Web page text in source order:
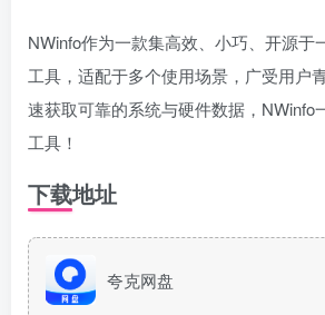
NWinfo作为一款集高效、小巧、开源于
工具，适配于多个使用场景，广受用户
速获取可靠的系统与硬件数据，NWinfo
工具！
下载地址
夸克网盘